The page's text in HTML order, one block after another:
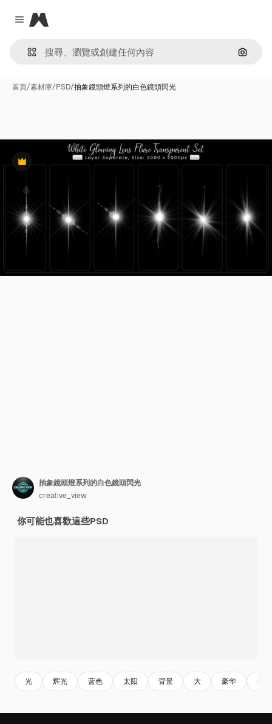
Close menu
Magnific
通過圖
首頁/素材庫/PSD/抽象鏡頭燈系列的白色鏡頭閃光
Premium
抽象鏡頭燈系列的白色鏡頭閃光
creative_view
你可能也喜歡這些PSD
光 辉光 蓝色 太阳 背景 大 豪华 氖